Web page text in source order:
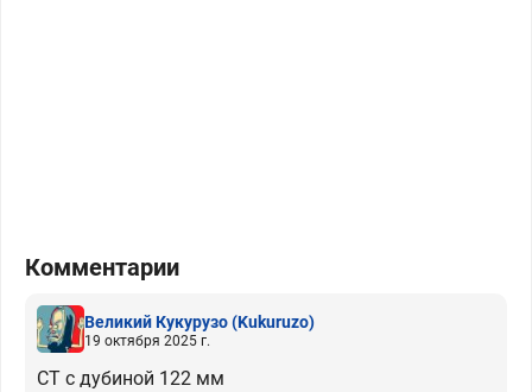
Комментарии
Великий Кукурузо(Kukuruzo)
19 октября 2025 г.
СТ с дубиной 122 мм